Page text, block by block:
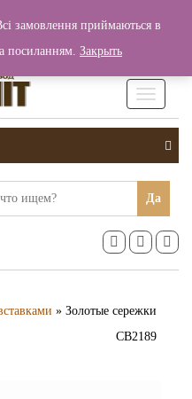
0 грн.
Да
» Золотые сережки
СВ2189
замовлення приймаються в
посиланням. Закрыть